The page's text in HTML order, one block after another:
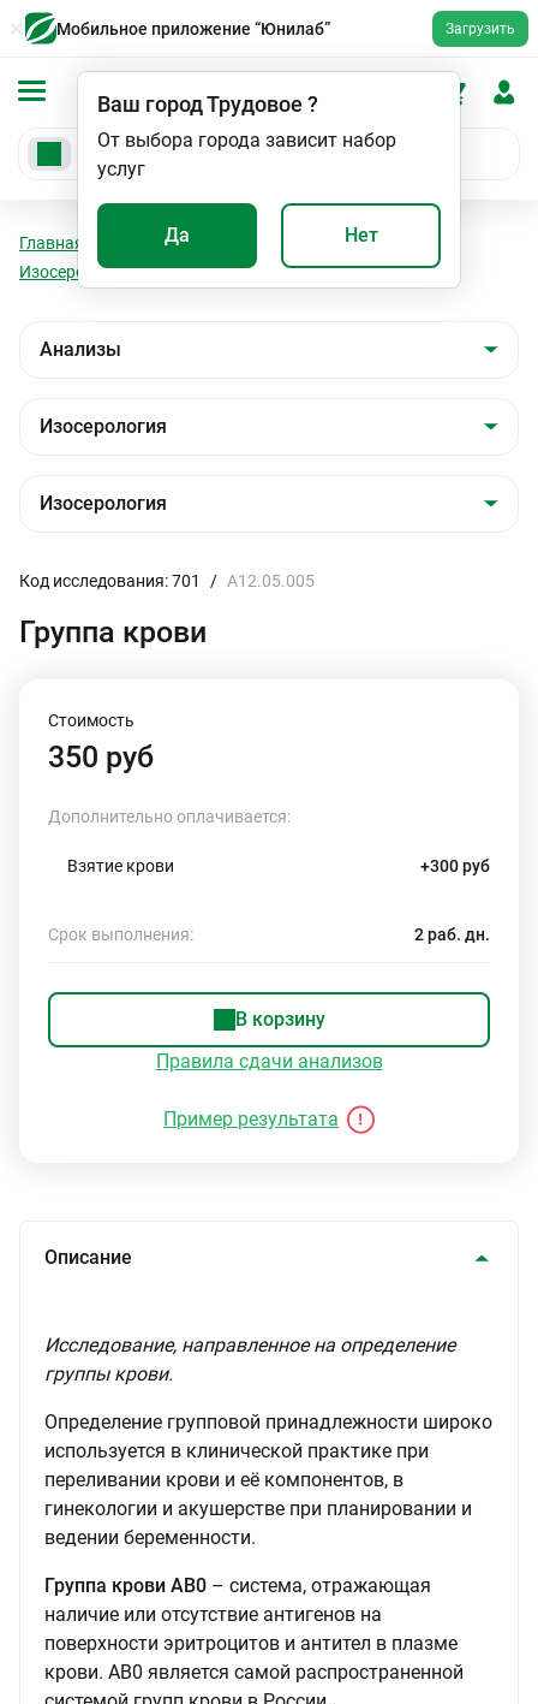
Мобильное приложение “Юнилаб” Загрузить
Ваш городТрудовое ?
От выбора города зависит набор
услуг
Да Нет
Главная Анализы
Изосерология
Изосерология
Группа крови
Код исследования: 701 / A12.05.005
Группа крови
Стоимость
350 руб
Дополнительно оплачивается:
Взятие крови +300 руб
Срок выполнения: 2 раб. дн.
В корзину
Правила сдачи анализов
Пример результата
Описание
Исследование, направленное на определение
группы крови.
Определение групповой принадлежности широко
используется в клинической практике при
переливании крови и её компонентов, в
гинекологии и акушерстве при планировании и
ведении беременности.
Группа крови АВ0 – система, отражающая
наличие или отсутствие антигенов на
поверхности эритроцитов и антител в плазме
крови. AB0 является самой распространенной